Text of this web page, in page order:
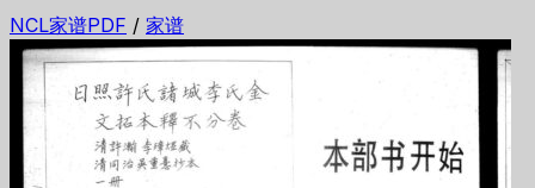
NCL家谱PDF / 家谱